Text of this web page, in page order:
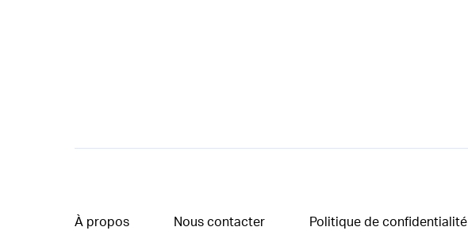
À propos Nous contacter Politique de confidentialité